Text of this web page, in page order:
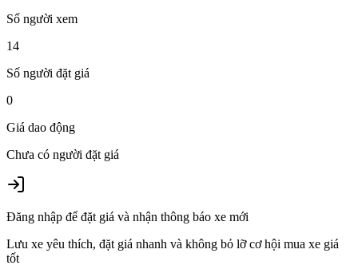
Số người xem
14
Số người đặt giá
0
Giá dao động
Chưa có người đặt giá
Đăng nhập để đặt giá và nhận thông báo xe mới
Lưu xe yêu thích, đặt giá nhanh và không bỏ lỡ cơ hội mua xe giá
tốt